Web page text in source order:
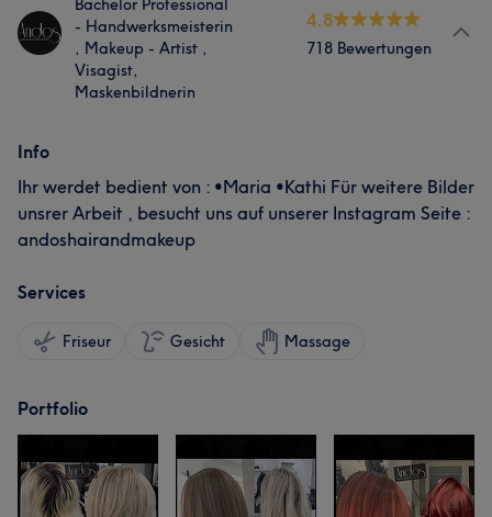
Bachelor Professional
- Handwerksmeisterin
, Makeup - Artist ,
Visagist,
Maskenbildnerin
4.8
718 Bewertungen
Info
Ihr werdet bedient von : •Maria •Kathi Für weitere Bilder
unsrer Arbeit , besucht uns auf unserer Instagram Seite :
andoshairandmakeup
Services
Friseur Gesicht Massage
Portfolio